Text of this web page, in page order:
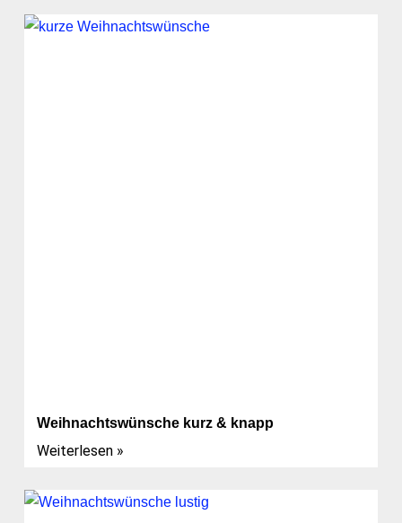
Weihnachtswünsche kurz & knapp
Weiterlesen »